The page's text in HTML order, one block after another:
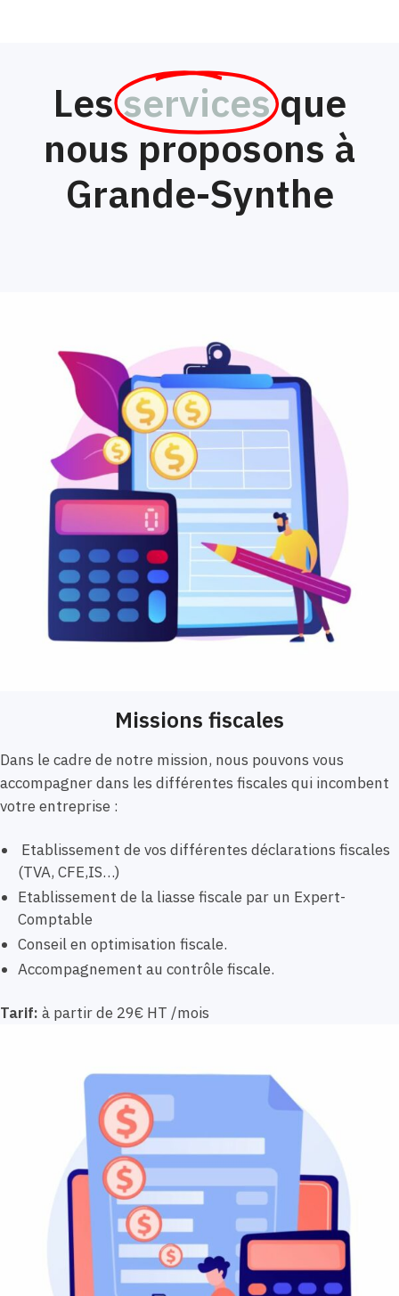
Lesservices que
nous proposons à
Grande-Synthe
Missions fiscales
Dans le cadre de notre mission, nous pouvons vous
accompagner dans les différentes fiscales qui incombent
votre entreprise :
Etablissement de vos différentes déclarations fiscales
(TVA, CFE,IS…)
Etablissement de la liasse fiscale par un Expert-
Comptable
Conseil en optimisation fiscale.
Accompagnement au contrôle fiscale.
Tarif: à partir de 29€ HT /mois